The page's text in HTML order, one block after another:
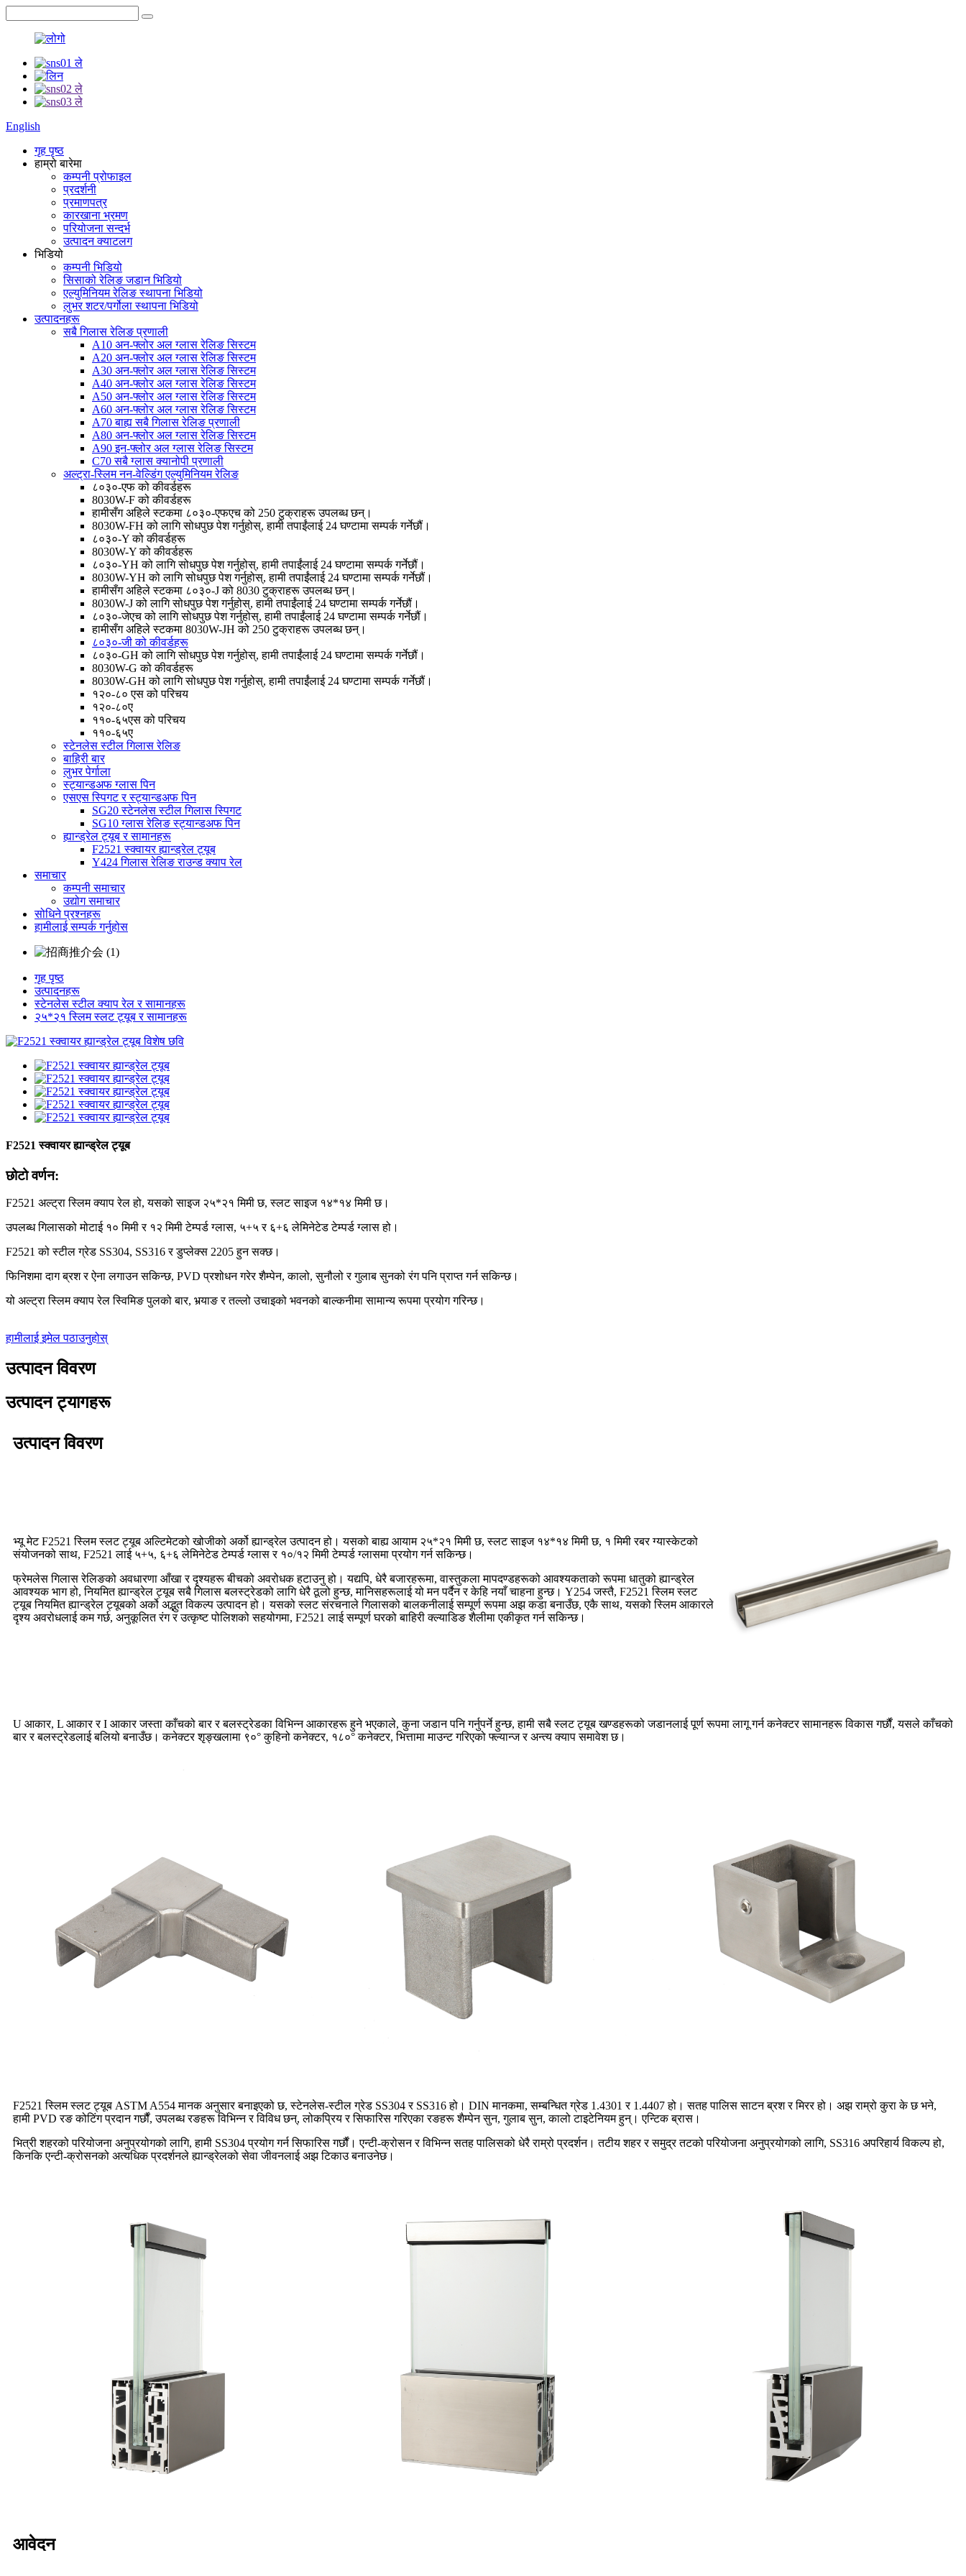
English
गृह पृष्ठ
हाम्रो बारेमा
कम्पनी प्रोफाइल
प्रदर्शनी
प्रमाणपत्र
कारखाना भ्रमण
परियोजना सन्दर्भ
उत्पादन क्याटलग
भिडियो
कम्पनी भिडियो
सिसाको रेलिङ जडान भिडियो
एल्युमिनियम रेलिङ स्थापना भिडियो
लुभर शटर/पर्गोला स्थापना भिडियो
उत्पादनहरू
सबै गिलास रेलिङ प्रणाली
A10 अन-फ्लोर अल ग्लास रेलिङ सिस्टम
A20 अन-फ्लोर अल ग्लास रेलिङ सिस्टम
A30 अन-फ्लोर अल ग्लास रेलिङ सिस्टम
A40 अन-फ्लोर अल ग्लास रेलिङ सिस्टम
A50 अन-फ्लोर अल ग्लास रेलिङ सिस्टम
A60 अन-फ्लोर अल ग्लास रेलिङ सिस्टम
A70 बाह्य सबै गिलास रेलिङ प्रणाली
A80 अन-फ्लोर अल ग्लास रेलिङ सिस्टम
A90 इन-फ्लोर अल ग्लास रेलिङ सिस्टम
C70 सबै ग्लास क्यानोपी प्रणाली
अल्ट्रा-स्लिम नन-वेल्डिंग एल्युमिनियम रेलिङ
८०३०-एफ को कीवर्डहरू
8030W-F को कीवर्डहरू
हामीसँग अहिले स्टकमा ८०३०-एफएच को 250 टुक्राहरू उपलब्ध छन्।
8030W-FH को लागि सोधपुछ पेश गर्नुहोस्, हामी तपाईंलाई 24 घण्टामा सम्पर्क गर्नेछौं।
८०३०-Y को कीवर्डहरू
8030W-Y को कीवर्डहरू
८०३०-YH को लागि सोधपुछ पेश गर्नुहोस्, हामी तपाईंलाई 24 घण्टामा सम्पर्क गर्नेछौं।
8030W-YH को लागि सोधपुछ पेश गर्नुहोस्, हामी तपाईंलाई 24 घण्टामा सम्पर्क गर्नेछौं।
हामीसँग अहिले स्टकमा ८०३०-J को 8030 टुक्राहरू उपलब्ध छन्।
8030W-J को लागि सोधपुछ पेश गर्नुहोस्, हामी तपाईंलाई 24 घण्टामा सम्पर्क गर्नेछौं।
८०३०-जेएच को लागि सोधपुछ पेश गर्नुहोस्, हामी तपाईंलाई 24 घण्टामा सम्पर्क गर्नेछौं।
हामीसँग अहिले स्टकमा 8030W-JH को 250 टुक्राहरू उपलब्ध छन्।
८०३०-जी को कीवर्डहरू
८०३०-GH को लागि सोधपुछ पेश गर्नुहोस्, हामी तपाईंलाई 24 घण्टामा सम्पर्क गर्नेछौं।
8030W-G को कीवर्डहरू
8030W-GH को लागि सोधपुछ पेश गर्नुहोस्, हामी तपाईंलाई 24 घण्टामा सम्पर्क गर्नेछौं।
१२०-८० एस को परिचय
१२०-८०ए
११०-६५एस को परिचय
११०-६५ए
स्टेनलेस स्टील गिलास रेलिङ
बाहिरी बार
लुभर पेर्गाला
स्ट्यान्डअफ ग्लास पिन
एसएस स्पिगट र स्ट्यान्डअफ पिन
SG20 स्टेनलेस स्टील गिलास स्पिगट
SG10 ग्लास रेलिङ स्ट्यान्डअफ पिन
ह्यान्ड्रेल ट्यूब र सामानहरू
F2521 स्क्वायर ह्यान्ड्रेल ट्यूब
Y424 गिलास रेलिङ राउन्ड क्याप रेल
समाचार
कम्पनी समाचार
उद्योग समाचार
सोधिने प्रश्नहरू
हामीलाई सम्पर्क गर्नुहोस
गृह पृष्ठ
उत्पादनहरू
स्टेनलेस स्टील क्याप रेल र सामानहरू
२५*२१ स्लिम स्लट ट्यूब र सामानहरू
F2521 स्क्वायर ह्यान्ड्रेल ट्यूब
छोटो वर्णन:
F2521 अल्ट्रा स्लिम क्याप रेल हो, यसको साइज २५*२१ मिमी छ, स्लट साइज १४*१४ मिमी छ।
उपलब्ध गिलासको मोटाई १० मिमी र १२ मिमी टेम्पर्ड ग्लास, ५+५ र ६+६ लेमिनेटेड टेम्पर्ड ग्लास हो।
F2521 को स्टील ग्रेड SS304, SS316 र डुप्लेक्स 2205 हुन सक्छ।
फिनिशमा दाग ब्रश र ऐना लगाउन सकिन्छ, PVD प्रशोधन गरेर शैम्पेन, कालो, सुनौलो र गुलाब सुनको रंग पनि प्राप्त गर्न सकिन्छ।
यो अल्ट्रा स्लिम क्याप रेल स्विमिङ पुलको बार, भर्‍याङ र तल्लो उचाइको भवनको बाल्कनीमा सामान्य रूपमा प्रयोग गरिन्छ।
हामीलाई इमेल पठाउनुहोस्
उत्पादन विवरण
उत्पादन ट्यागहरू
उत्पादन विवरण
भ्यू मेट F2521 स्लिम स्लट ट्यूब अल्टिमेटको खोजीको अर्को ह्यान्ड्रेल उत्पादन हो। यसको बाह्य आयाम २५*२१ मिमी छ, स्लट साइज १४*१४ मिमी छ, १ मिमी रबर ग्यास्केटको
संयोजनको साथ, F2521 लाई ५+५, ६+६ लेमिनेटेड टेम्पर्ड ग्लास र १०/१२ मिमी टेम्पर्ड ग्लासमा प्रयोग गर्न सकिन्छ।
फ्रेमलेस गिलास रेलिङको अवधारणा आँखा र दृश्यहरू बीचको अवरोधक हटाउनु हो। यद्यपि, धेरै बजारहरूमा, वास्तुकला मापदण्डहरूको आवश्यकताको रूपमा धातुको ह्यान्ड्रेल
आवश्यक भाग हो, नियमित ह्यान्ड्रेल ट्यूब सबै गिलास बलस्ट्रेडको लागि धेरै ठूलो हुन्छ, मानिसहरूलाई यो मन पर्दैन र केहि नयाँ चाहना हुन्छ। Y254 जस्तै, F2521 स्लिम स्लट
ट्यूब नियमित ह्यान्ड्रेल ट्यूबको अर्को अद्भुत विकल्प उत्पादन हो। यसको स्लट संरचनाले गिलासको बालकनीलाई सम्पूर्ण रूपमा अझ कडा बनाउँछ, एकै साथ, यसको स्लिम आकारले
दृश्य अवरोधलाई कम गर्छ, अनुकूलित रंग र उत्कृष्ट पोलिशको सहयोगमा, F2521 लाई सम्पूर्ण घरको बाहिरी क्ल्याडिङ शैलीमा एकीकृत गर्न सकिन्छ।
U आकार, L आकार र I आकार जस्ता काँचको बार र बलस्ट्रेडका विभिन्न आकारहरू हुने भएकाले, कुना जडान पनि गर्नुपर्ने हुन्छ, हामी सबै स्लट ट्यूब खण्डहरूको जडानलाई पूर्ण रूपमा लागू गर्न कनेक्टर सामानहरू विकास गर्छौं, यसले काँचको
बार र बलस्ट्रेडलाई बलियो बनाउँछ। कनेक्टर शृङ्खलामा ९०° कुहिनो कनेक्टर, १८०° कनेक्टर, भित्तामा माउन्ट गरिएको फ्ल्यान्ज र अन्त्य क्याप समावेश छ।
F2521 स्लिम स्लट ट्यूब ASTM A554 मानक अनुसार बनाइएको छ, स्टेनलेस-स्टील ग्रेड SS304 र SS316 हो। DIN मानकमा, सम्बन्धित ग्रेड 1.4301 र 1.4407 हो। सतह पालिस साटन ब्रश र मिरर हो। अझ राम्रो कुरा के छ भने,
हामी PVD रङ कोटिंग प्रदान गर्छौं, उपलब्ध रङहरू विभिन्न र विविध छन्, लोकप्रिय र सिफारिस गरिएका रङहरू शैम्पेन सुन, गुलाब सुन, कालो टाइटेनियम हुन्। एन्टिक ब्रास।
भित्री शहरको परियोजना अनुप्रयोगको लागि, हामी SS304 प्रयोग गर्न सिफारिस गर्छौं। एन्टी-क्रोसन र विभिन्न सतह पालिसको धेरै राम्रो प्रदर्शन। तटीय शहर र समुद्र तटको परियोजना अनुप्रयोगको लागि, SS316 अपरिहार्य विकल्प हो,
किनकि एन्टी-क्रोसनको अत्यधिक प्रदर्शनले ह्यान्ड्रेलको सेवा जीवनलाई अझ टिकाउ बनाउनेछ।
आवेदन